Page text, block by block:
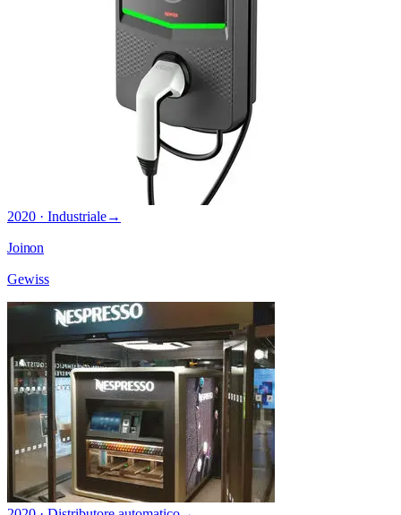
2020 · Industriale→
Joinon
Gewiss